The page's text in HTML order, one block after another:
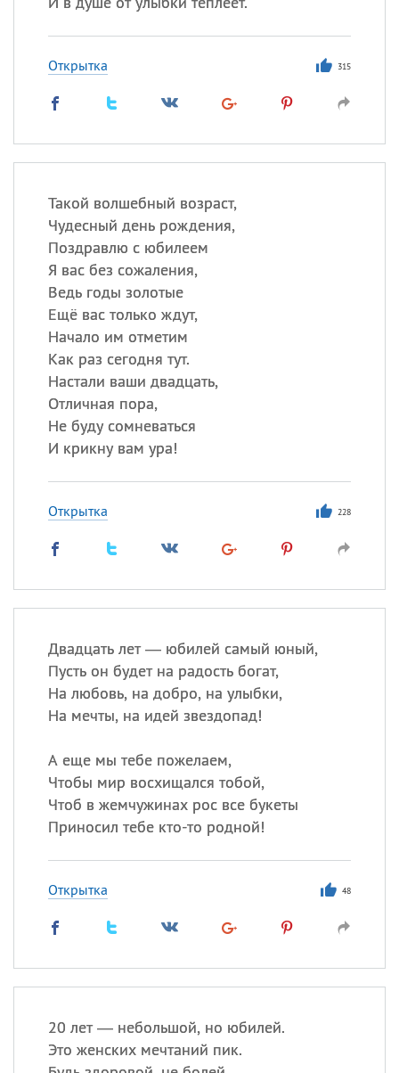
Открытка 315
Такой волшебный возраст,
Чудесный день рождения,
Поздравлю с юбилеем
Я вас без сожаления,
Ведь годы золотые
Ещё вас только ждут,
Начало им отметим
Как раз сегодня тут.
Настали ваши двадцать,
Отличная пора,
Не буду сомневаться
И крикну вам ура!
Открытка 228
Двадцать лет — юбилей самый юный,
Пусть он будет на радость богат,
На любовь, на добро, на улыбки,
На мечты, на идей звездопад!
А еще мы тебе пожелаем,
Чтобы мир восхищался тобой,
Чтоб в жемчужинах рос все букеты
Приносил тебе кто-то родной!
Открытка 48
20 лет — небольшой, но юбилей.
Это женских мечтаний пик.